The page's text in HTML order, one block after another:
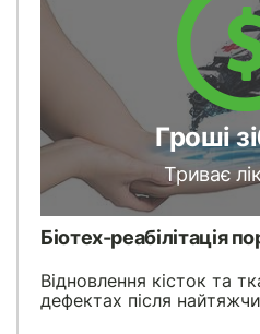
Гроші
Триває
Біотех-реабілітація
Відновлення кісток та
дефектах після